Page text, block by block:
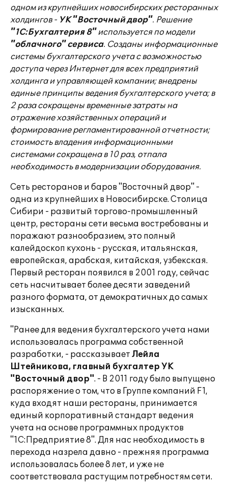
одном из крупнейших новосибирских ресторанных
холдингов - УК "Восточный двор". Решение
"1С:Бухгалтерия 8" используется по модели
"облачного" сервиса. Созданы информационные
системы бухгалтерского учета с возможностью
доступа через Интернет для всех предприятий
холдинга и управляющей компании; внедрены
единые принципы ведения бухгалтерского учета; в
2 раза сокращены временные затраты на
отражение хозяйственных операций и
формирование регламентированной отчетности;
стоимость владения информационными
системами сокращена в 10 раз, отпала
необходимость в модернизации оборудования.
Сеть ресторанов и баров "Восточный двор" -
одна из крупнейших в Новосибирске. Столица
Сибири - развитый торгово-промышленный
центр, рестораны сети весьма востребованы и
поражают разнообразием, это полный
калейдоскоп кухонь - русская, итальянская,
европейская, арабская, китайская, узбекская.
Первый ресторан появился в 2001 году, сейчас
сеть насчитывает более десяти заведений
разного формата, от демократичных до самых
изысканных.
"Ранее для ведения бухгалтерского учета нами
использовалась программа собственной
разработки, - рассказывает Лейла
Штейникова, главный бухгалтер УК
"Восточный двор". - В 2011 году было выпущено
распоряжение о том, что в Группе компаний F1,
куда входят наши рестораны, принимается
единый корпоративный стандарт ведения
учета на основе программных продуктов
"1С:Предприятие 8". Для нас необходимость в
перехода назрела давно - прежняя программа
использовалась более 8 лет, и уже не
соответствовала растущим потребностям сети.